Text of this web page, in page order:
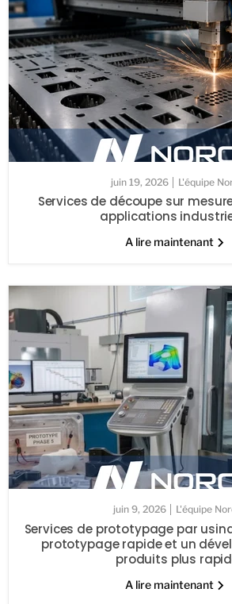
juin 19, 2026 L'équipe
Services de découpe sur
applications
A lire maintenant
juin 9, 2026 L'équipe
Services de prototypage par
prototypage rapide et un
produits plus
A lire maintenant